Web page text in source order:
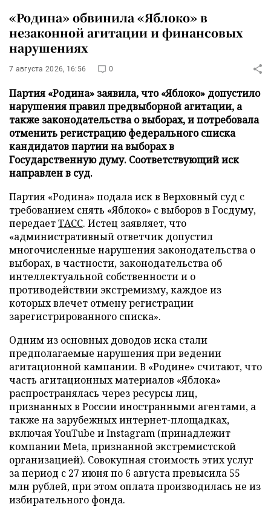
«Родина» обвинила «Яблоко» в
незаконной агитации и финансовых
нарушениях
7 августа 2026, 16:56 0
Партия «Родина» заявила, что «Яблоко» допустило
нарушения правил предвыборной агитации, а
также законодательства о выборах, и потребовала
отменить регистрацию федерального списка
кандидатов партии на выборах в
Государственную думу. Соответствующий иск
направлен в суд.
Партия «Родина» подала иск в Верховный суд с
требованием снять «Яблоко» с выборов в Госдуму,
передаетТАСС. Истец заявляет, что
«административный ответчик допустил
многочисленные нарушения законодательства о
выборах, в частности, законодательства об
интеллектуальной собственности и о
противодействии экстремизму, каждое из
которых влечет отмену регистрации
зарегистрированного списка».
Одним из основных доводов иска стали
предполагаемые нарушения при ведении
агитационной кампании. В «Родине» считают, что
часть агитационных материалов «Яблока»
распространялась через ресурсы лиц,
признанных в России иностранными агентами, а
также на зарубежных интернет-площадках,
включая YouTube и Instagram (принадлежит
компании Meta, признанной экстремистской
организацией). Совокупная стоимость этих услуг
за период с 27 июня по 6 августа превысила 55
млн рублей, при этом оплата производилась не из
избирательного фонда.